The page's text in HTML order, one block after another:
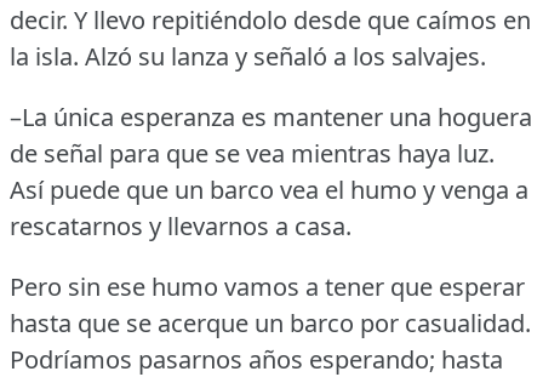
decir. Y llevo repitiéndolo desde que caímos en
la isla. Alzó su lanza y señaló a los salvajes.
–La única esperanza es mantener una hoguera
de señal para que se vea mientras haya luz.
Así puede que un barco vea el humo y venga a
rescatarnos y llevarnos a casa.
Pero sin ese humo vamos a tener que esperar
hasta que se acerque un barco por casualidad.
Podríamos pasarnos años esperando; hasta